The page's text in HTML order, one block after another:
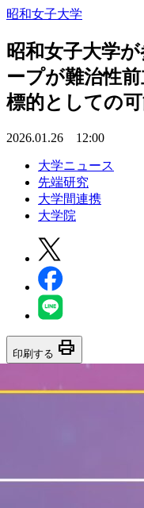
昭和女子大学
昭和女子大学
ープが難治性
標的としての
2026.01.26 12:00
大学ニュース
先端研究
大学間連携
大学院
印刷する print